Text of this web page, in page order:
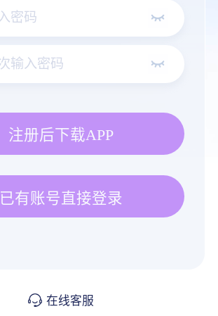
注册后下载APP
已有账号直接登录
在线客服